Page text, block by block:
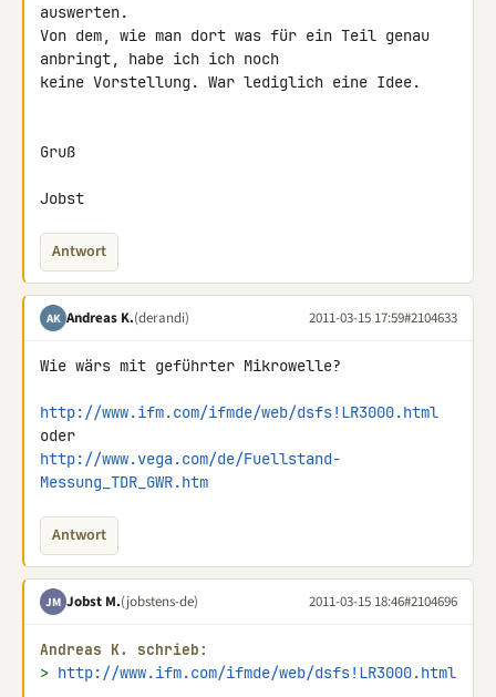
auswerten.
Von dem, wie man dort was für ein Teil genau
anbringt, habe ich ich noch
keine Vorstellung. War lediglich eine Idee.
Gruß
Jobst
Antwort
AK Andreas K.(derandi) 2011-03-15 17:59#2104633
Wie wärs mit geführter Mikrowelle?
http://www.ifm.com/ifmde/web/dsfs!LR3000.html
http://www.vega.com/de/Fuellstand-
Messung_TDR_GWR.htm
Antwort
JM Jobst M.(jobstens-de) 2011-03-15 18:46#2104696
Andreas K. schrieb:
> http://www.ifm.com/ifmde/web/dsfs!LR3000.html